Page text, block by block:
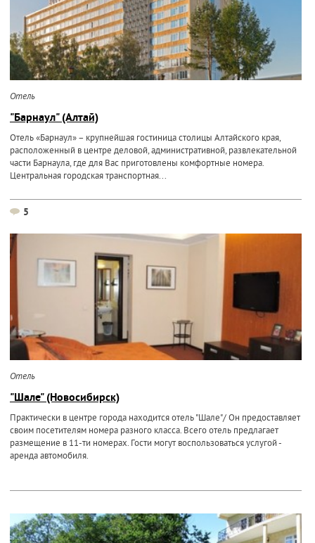
Отель
"Барнаул" (Алтай)
Отель «Барнаул» – крупнейшая гостиница столицы Алтайского края,
расположенный в центре деловой, административной, развлекательной
части Барнаула, где для Вас приготовлены комфортные номера.
Центральная городская транспортная...
5
Отель
"Шале" (Новосибирск)
Практически в центре города находится отель "Шале"/ Он предоставляет
своим посетителям номера разного класса. Всего отель предлагает
размещение в 11-ти номерах. Гости могут воспользоваться услугой -
аренда автомобиля.